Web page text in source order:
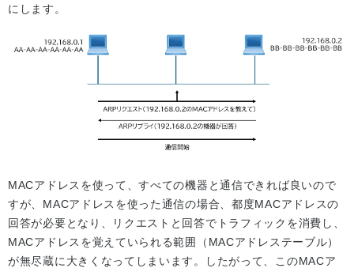
にします。
MACアドレスを使って、すべての機器と通信できれば良いので
すが、MACアドレスを使った通信の場合、都度MACアドレスの
回答が必要となり、リクエストと回答でトラフィックを消費し、
MACアドレスを覚えていられる範囲（MACアドレステーブル）
が無尽蔵に大きくなってしまいます。したがって、このMACア